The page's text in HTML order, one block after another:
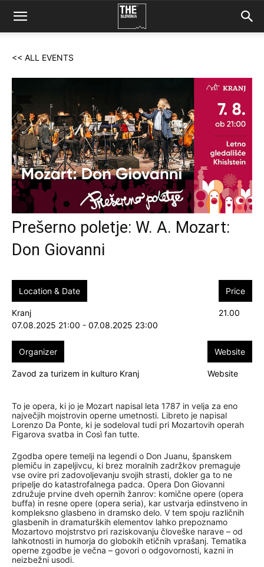
<< ALL EVENTS
Prešerno poletje: W. A. Mozart:
Don Giovanni
Location & Date
Kranj
07.08.2025 21:00 - 07.08.2025 23:00
Price
21.00
Organizer
Zavod za turizem in kulturo Kranj
Website
Website
To je opera, ki jo je Mozart napisal leta 1787 in velja za eno
največjih mojstrovin operne umetnosti. Libreto je napisal
Lorenzo Da Ponte, ki je sodeloval tudi pri Mozartovih operah
Figarova svatba in Così fan tutte.
Zgodba opere temelji na legendi o Don Juanu, španskem
plemiču in zapeljivcu, ki brez moralnih zadržkov premaguje
vse ovire pri zadovoljevanju svojih strasti, dokler ga to ne
pripelje do katastrofalnega padca. Opera Don Giovanni
združuje prvine dveh opernih žanrov: komične opere (opera
buffa) in resne opere (opera seria), kar ustvarja edinstveno in
kompleksno glasbeno in dramsko delo. V tem spoju različnih
glasbenih in dramaturških elementov lahko prepoznamo
Mozartovo mojstrstvo pri raziskovanju človeške narave – od
lahkotnosti in humorja do globokih etičnih vprašanj. Tematika
operne zgodbe je večna – govori o odgovornosti, kazni in
neizbežni usodi.